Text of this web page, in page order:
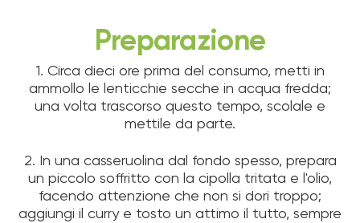
Preparazione
1. Circa dieci ore prima del consumo, metti in
ammollo le lenticchie secche in acqua fredda;
una volta trascorso questo tempo, scolale e
mettile da parte.
2. In una casseruolina dal fondo spesso, prepara
un piccolo soffritto con la cipolla tritata e l'olio,
facendo attenzione che non si dori troppo;
aggiungi il curry e tosto un attimo il tutto, sempre